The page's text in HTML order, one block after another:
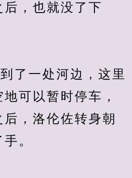
，也就没了下
可以暂时停车，
，洛伦佐转身朝
。